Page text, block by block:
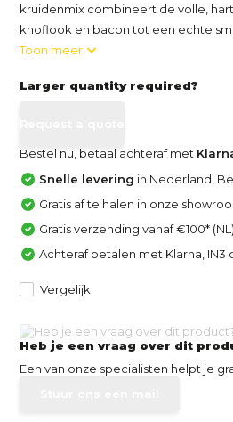
kruidenmix combineert de volle,
knoflook en bacon tot een echte
Toon meer
Larger quantity required?
Bestel nu, betaal achteraf met
Snelle levering in Nederland,
Gratis af te halen in onze
Gratis verzending vanaf €100* (NL)
Achteraf betalen met Klarna, IN3
Vergelijk
Heb je een vraag over dit
Een van onze specialisten helpt je